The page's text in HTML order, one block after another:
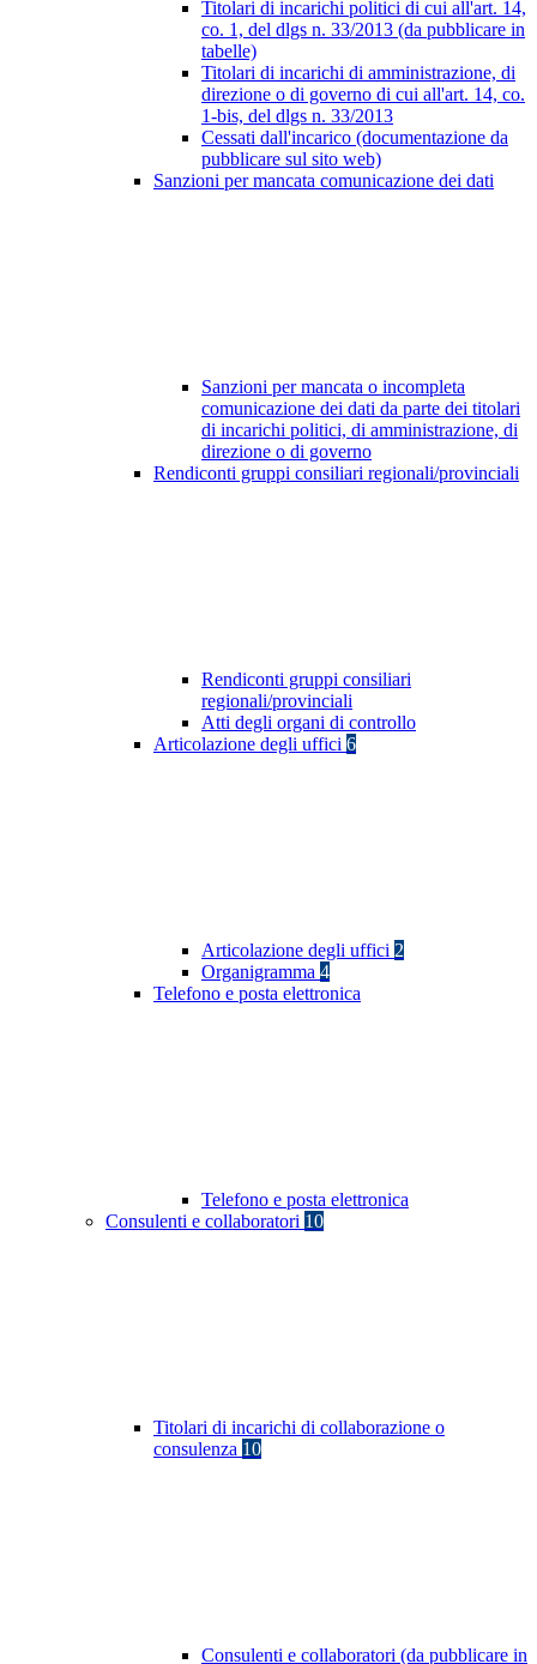
Titolari di incarichi politici di cui all'art. 14,
co. 1, del dlgs n. 33/2013 (da pubblicare in
tabelle)
Titolari di incarichi di amministrazione, di
direzione o di governo di cui all'art. 14, co.
1-bis, del dlgs n. 33/2013
Cessati dall'incarico (documentazione da
pubblicare sul sito web)
Sanzioni per mancata comunicazione dei dati
Sanzioni per mancata o incompleta
comunicazione dei dati da parte dei titolari
di incarichi politici, di amministrazione, di
direzione o di governo
Rendiconti gruppi consiliari regionali/provinciali
Rendiconti gruppi consiliari
regionali/provinciali
Atti degli organi di controllo
Articolazione degli uffici 6
Articolazione degli uffici 2
Organigramma 4
Telefono e posta elettronica
Telefono e posta elettronica
Consulenti e collaboratori 10
Titolari di incarichi di collaborazione o
consulenza 10
Consulenti e collaboratori (da pubblicare in